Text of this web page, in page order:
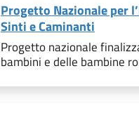
Progetto Nazionale per
Sinti e Caminanti
Progetto nazionale
bambini e delle bambine